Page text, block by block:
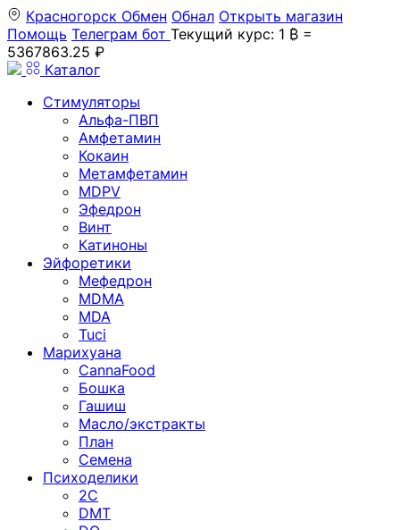
Красногорск Обмен Обнал Открыть магазин
Помощь Телеграм бот Текущий курс: 1 ₿ =
5367863.25 ₽
Каталог
Стимуляторы
Альфа-ПВП
Амфетамин
Кокаин
Метамфетамин
MDPV
Эфедрон
Винт
Катиноны
Эйфоретики
Мефедрон
MDMA
MDA
Tuci
Марихуана
CannaFood
Бошка
Гашиш
Масло/экстракты
План
Семена
Психоделики
2C
DMT